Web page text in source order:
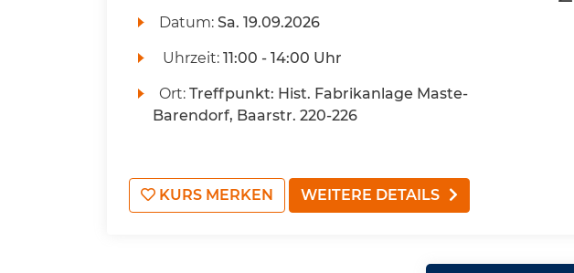
Datum: Sa. 19.09.2026
Uhrzeit: 11:00 - 14:00 Uhr
Ort: Treffpunkt: Hist. Fabrikanlage Maste-
Barendorf, Baarstr. 220-226
KURS MERKEN WEITERE DETAILS